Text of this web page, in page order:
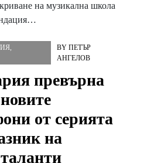
на музикална школа
,
BYПЕТЪР
АНГЕЛОВ
превърна
от серията
на